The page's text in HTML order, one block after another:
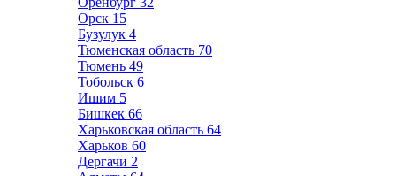
Орск 15
Бузулук 4
Тюменская область 70
Тюмень 49
Тобольск 6
Ишим 5
Бишкек 66
Харьковская область 64
Харьков 60
Дергачи 2